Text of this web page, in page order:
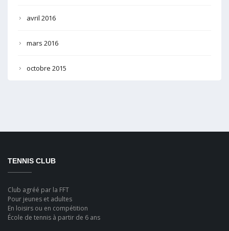
avril 2016
mars 2016
octobre 2015
TENNIS CLUB
Club agréé par la FFT
Pour jeunes et adultes
En loisirs ou en compétition
École de tennis à partir de 6 ans